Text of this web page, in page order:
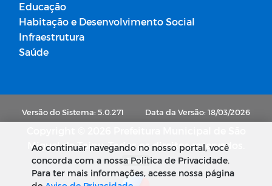
Educação
Habitação e Desenvolvimento Social
Infraestrutura
Saúde
Versão do Sistema: 5.0.271 Data da Versão: 18/03/2026
Miguel de Taipu. Todos os direitos reservados.
SUBIR
Ao continuar navegando no nosso portal, você
concorda com a nossa Política de Privacidade.
Para ter mais informações, acesse nossa página